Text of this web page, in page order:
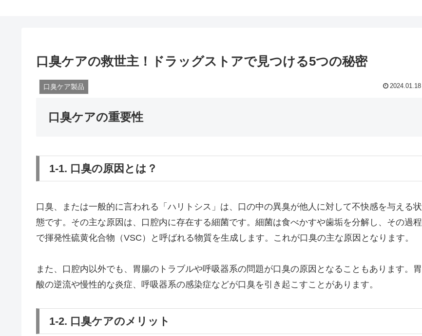
口臭ケアの救世主！ドラッグストアで見つける5つの秘密
口臭ケア製品 2024.01.18
口臭ケアの重要性
1-1. 口臭の原因とは？
口臭、または一般的に言われる「ハリトシス」は、口の中の異臭が他人に対して不快感を与える状
態です。その主な原因は、口腔内に存在する細菌です。細菌は食べかすや歯垢を分解し、その過程
で揮発性硫黄化合物（VSC）と呼ばれる物質を生成します。これが口臭の主な原因となります。
また、口腔内以外でも、胃腸のトラブルや呼吸器系の問題が口臭の原因となることもあります。胃
酸の逆流や慢性的な炎症、呼吸器系の感染症などが口臭を引き起こすことがあります。
1-2. 口臭ケアのメリット